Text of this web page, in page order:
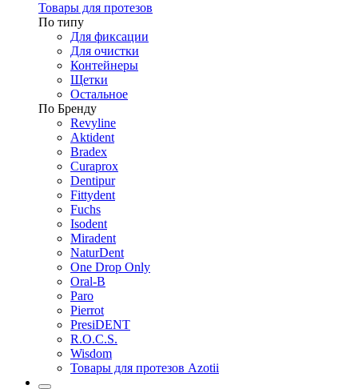
Товары для протезов
По типу
Для фиксации
Для очистки
Контейнеры
Щетки
Остальное
По Бренду
Revyline
Aktident
Bradex
Curaprox
Dentipur
Fittydent
Fuchs
Isodent
Miradent
NaturDent
One Drop Only
Oral-B
Paro
Pierrot
PresiDENT
R.O.C.S.
Wisdom
Товары для протезов Azotii